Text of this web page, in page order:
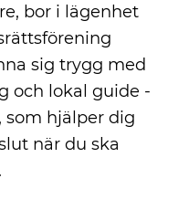
bor i lägenhet
sig trygg med
och lokal guide -
som hjälper dig
när du ska
.